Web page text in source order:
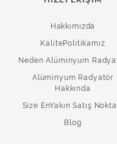
Hakkımızda
KalitePolitikamız
Neden Alüminyum
Alüminyum Radyatör
Hakkında
Size EnYakın Satış
Blog